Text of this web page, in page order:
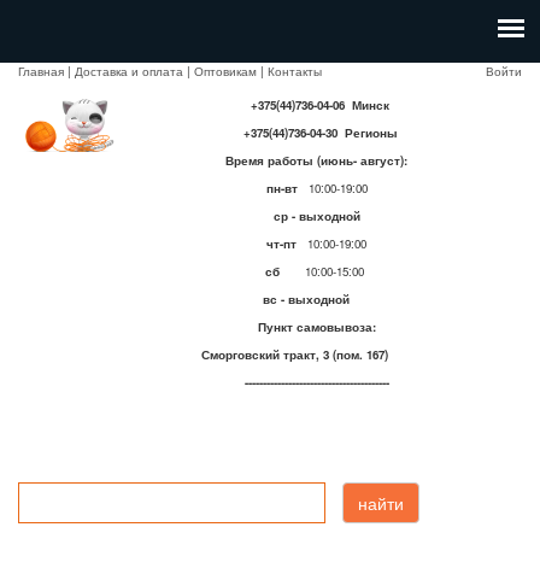
Главная | Доставка и оплата | Оптовикам | Контакты
Войти
+375(44)736-04-06 Минск
+375(44)736-04-30 Регионы
Время работы (июнь- август):
пн-вт
10:00-19:00
ср - выходной
чт-пт 10:00-19:00
сб
10:00-15:00
вс - выходной
Пункт самовывоза:
Сморговский тракт, 3 (пом. 167)
----------------------------------------
найти